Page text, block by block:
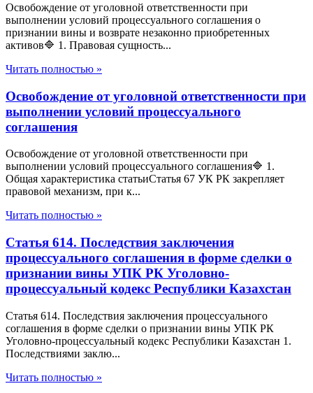
Освобождение от уголовной ответственности при
выполнении условий процессуального соглашения о
признании вины и возврате незаконно приобретенных
активов🔷 1. Правовая сущность...
Читать полностью »
Освобождение от уголовной ответственности при
выполнении условий процессуального
соглашения
Освобождение от уголовной ответственности при
выполнении условий процессуального соглашения🔷 1.
Общая характеристика статьиСтатья 67 УК РК закрепляет
правовой механизм, при к...
Читать полностью »
Статья 614. Последствия заключения
процессуального соглашения в форме сделки о
признании вины УПК РК Уголовно-
процессуальный кодекс Республики Казахстан
Статья 614. Последствия заключения процессуального
соглашения в форме сделки о признании вины УПК РК
Уголовно-процессуальный кодекс Республики Казахстан 1.
Последствиями заклю...
Читать полностью »